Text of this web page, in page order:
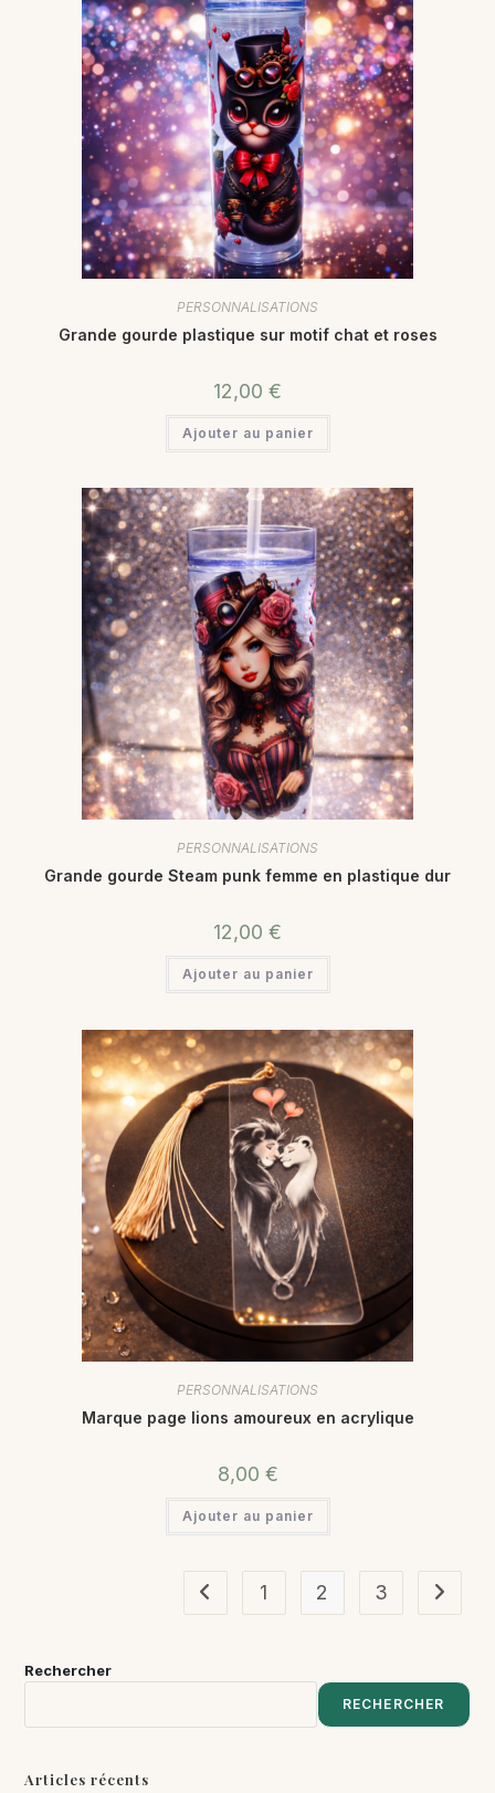
PERSONNALISATIONS
Grande gourde plastique sur motif chat et roses
12,00 €
Ajouter au panier
PERSONNALISATIONS
Grande gourde Steam punk femme en plastique dur
12,00 €
Ajouter au panier
PERSONNALISATIONS
Marque page lions amoureux en acrylique
8,00 €
Ajouter au panier
1 2 3
Rechercher
RECHERCHER
Articles récents